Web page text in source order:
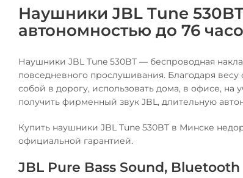
Наушники JBL Tune
автономностью до 76
Наушники JBL Tune 530BT — беспроводная
повседневного прослушивания. Благодаря весу
собой в дорогу, использовать дома, в офисе, на
получить фирменный звук JBL, длительную
Купить наушники JBL Tune 530BT в Минске
официальной гарантией.
JBL Pure Bass Sound,